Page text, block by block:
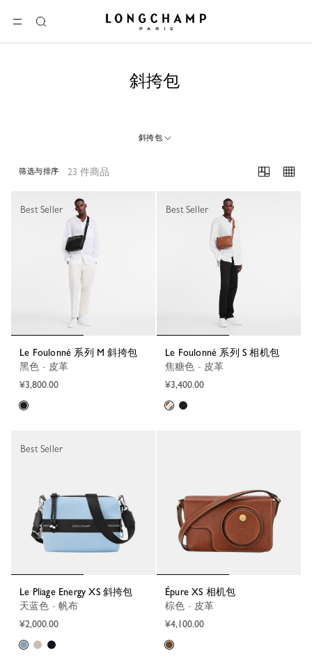
选单
搜
索
Longchamp - 主页
斜挎包
斜挎包
23 件商品
筛选与排序
Le Foulonné 系列 M 斜挎包
黑色 - 皮革
¥3,800.00
Best Seller
Le Foulonné 系列 S 相机包
焦糖色 - 皮革
¥3,400.00
Best Seller
Le Pliage Energy XS 斜挎包
天蓝色 - 帆布
¥2,000.00
Best Seller
Épure XS 相机包
棕色 - 皮革
¥4,100.00